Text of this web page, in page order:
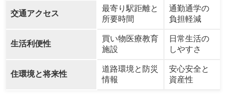
交通アクセス
最寄り駅距離と
所要時間
通勤通学の
負担軽減
生活利便性
買い物医療教育
施設
日常生活の
しやすさ
住環境と将来性
道路環境と防災
情報
安心安全と
資産性